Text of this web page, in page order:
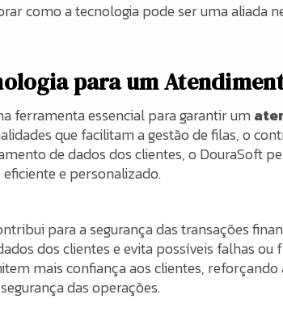
como a tecnologia pode ser uma aliada
para um
ferramenta essencial para garantir um
que facilitam a gestão de filas, o
de dados dos clientes, o DouraSoft
e personalizado.
para a segurança das transações
dos clientes e evita possíveis falhas ou
mais confiança aos clientes,
das operações.